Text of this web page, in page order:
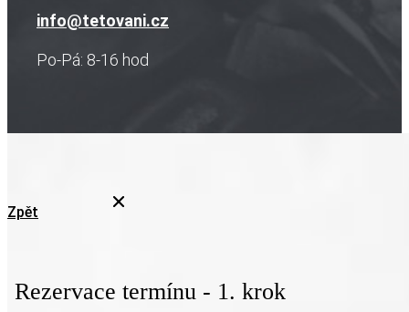
info@tetovani.cz
Po-Pá: 8-16 hod
Zpět
Rezervace termínu - 1. krok